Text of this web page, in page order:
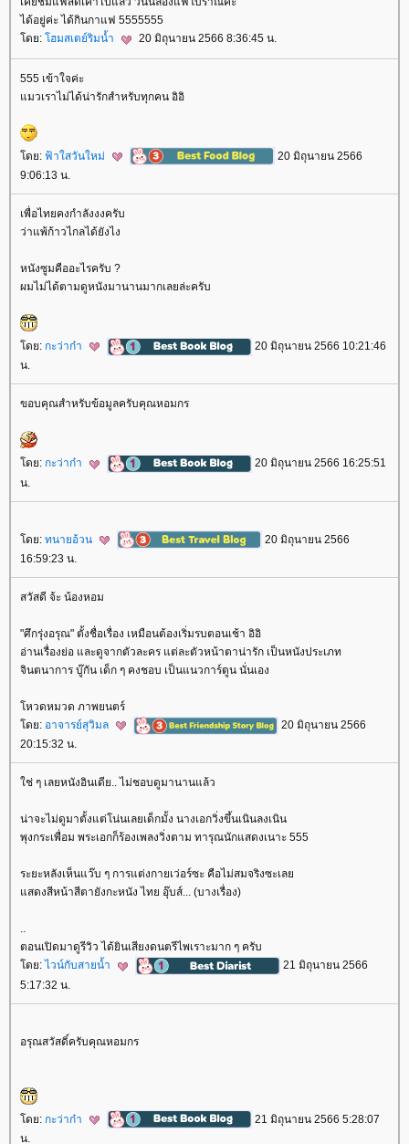
ได้อยู่ค่ะ ได้กินกาแฟ 5555555
ดย: ฮมสเตย์ริมน้ำ 20 มิถุนายน 2566 8:36:45 น.
555 เข้าใจค่ะ
มวเราไม่ได้น่ารักสำหรับทุกคน อิอิ
ดย: ฟ้าใสวันใหม่
20 มิถุนายน 2566
9:06:13 น.
เพื่อไทยคงกำลังงงครับ
ว่าแพ้ก้าวไกลได้ยังไง
หนังซูมคืออะไรครับ ?
ผมไม่ได้ตามดูหนังมานานมากเลยล่ะครับ
ดย: กะว่าก๋า
20 มิถุนายน 2566 10:21:46
น.
ขอบคุณสำหรับข้อมูลครับคุณหอมกร
ดย: กะว่าก๋า
20 มิถุนายน 2566 16:25:51
น.
ดย: ทนายอ้วน
20 มิถุนายน 2566
16:59:23 น.
สวัสดี จ้ะ น้องหอม
"ศึกรุ่งอรุณ" ตั้งชื่อเรื่อง เหมือนต้องเริ่มรบตอนเช้า อิอิ
อ่านเรื่องย่อ และดูจากตัวละคร แต่ละตัวหน้าตาน่ารัก เป็นหนังประเภท
จินตนาการ บู๊กัน เด็ก ๆ คงชอบ เป็นแนวการ์ตูน นั่นเอง
หวดหมวด ภาพยนตร์
ดย: อาจารย์สุวิมล
20 มิถุนายน 2566
20:15:32 น.
ช่ ๆ เลยหนังอินเดีย.. ไม่ชอบดูมานานแล้ว
น่าจะไม่ดูมาตั้งแต่โน่นเลยเด็กมั้ง นางเอกวิ่งขึ้นเนินลงเนิน
พุงกระเพื่อม พระเอกก็ร้องเพลงวิ่งตาม ทารุณนักแสดงเนาะ 555
ระยะหลังเห็นแว๊บ ๆ การแต่งกายเว่อร์ซะ คือไม่สมจริงซะเล
สดงสีหน้าสีตายังกะหนัง ไทย อุ๊บส์... (บางเรื่อง)
..
ตอนเปิดมาดูรีวิว ได้ยินเสียงดนตรีไพเราะมาก ๆ ครับ
ดย: ไวน์กับสายน้ำ
21 มิถุนายน 2566
5:17:32 น.
อรุณสวัสดิ์ครับคุณหอมกร
ดย: กะว่าก๋า
21 มิถุนายน 2566 5:28:07
น.